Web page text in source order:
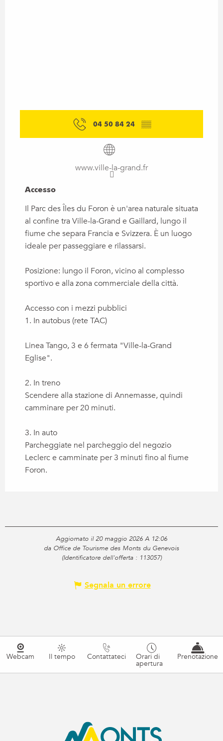
04 50 84 24 ▒▒
www.ville-la-grand.fr
Accesso
Accesso
Il Parc des Îles du Foron è un'area naturale situata
al confine tra Ville-la-Grand e Gaillard, lungo il
fiume che separa Francia e Svizzera. È un luogo
ideale per passeggiare e rilassarsi.
Posizione: lungo il Foron, vicino al complesso
sportivo e alla zona commerciale della città.
Accesso con i mezzi pubblici
1. In autobus (rete TAC)
Linea Tango, 3 e 6 fermata "Ville-la-Grand
Eglise".
2. In treno
Scendere alla stazione di Annemasse, quindi
camminare per 20 minuti.
3. In auto
Parcheggiate nel parcheggio del negozio
Leclerc e camminate per 3 minuti fino al fiume
Foron.
Aggiornato il 20 maggio 2026 A 12:06
da Office de Tourisme des Monts du Genevois
(Identificatore dell'offerta : 113057)
Segnala un errore
Webcam Il tempo Contattateci Orari di
apertura
Prenotazione